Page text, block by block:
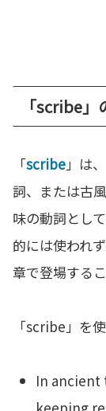
「scribe
「scribe」は
詞、または古
味の動詞とし
的には使われ
章で登場する
「scribe」を
In ancient